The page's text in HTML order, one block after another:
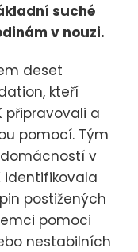
suché
v nouzi.
deset
kteří
připravovali a
pomocí. Tým
v
identifikovala
postižených
pomoci
nestabilních